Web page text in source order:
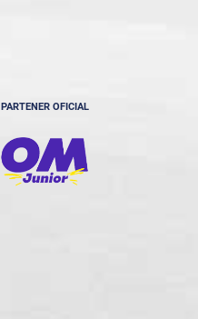
PARTENER OFICIAL